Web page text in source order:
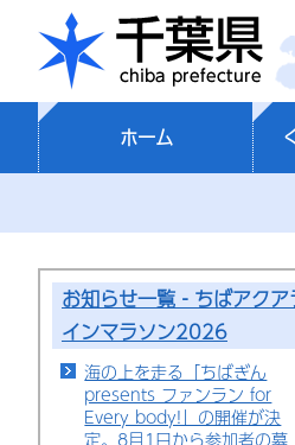
千
ホーム
お知らせ一覧‐ちばアクア
インマラソン2026
海の上を走る「ちばぎん
presents ファンラン for
Every body!」の開催が決
定。8月1日から参加者の募